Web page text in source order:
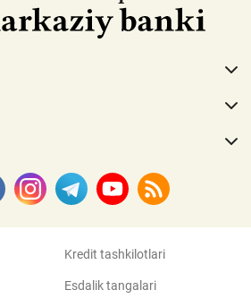
Kredit tashkilotlari
Esdalik tangalari